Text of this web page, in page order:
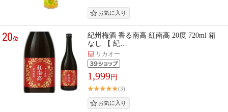
20位
紀州梅酒 香る南高 紅南高 20度 720ml 箱
なし 【 紀…
リカオー
1,999円
(3)